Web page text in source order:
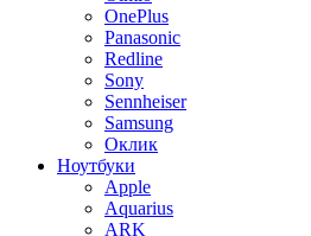
OnePlus
Panasonic
Redline
Sony
Sennheiser
Samsung
Оклик
Ноутбуки
Apple
Aquarius
ARK